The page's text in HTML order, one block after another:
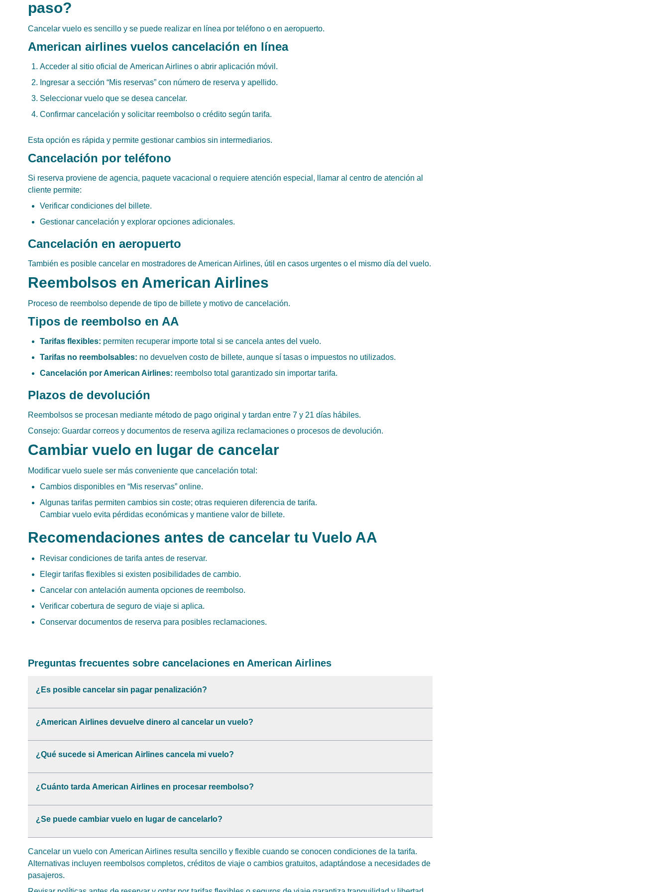
paso?
Cancelar vuelo es sencillo y se puede realizar en línea por teléfono o en aeropuerto.
American airlines vuelos cancelación en línea
Acceder al sitio oficial de American Airlines o abrir aplicación móvil.
Ingresar a sección “Mis reservas” con número de reserva y apellido.
Seleccionar vuelo que se desea cancelar.
Confirmar cancelación y solicitar reembolso o crédito según tarifa.
Esta opción es rápida y permite gestionar cambios sin intermediarios.
Cancelación por teléfono
Si reserva proviene de agencia, paquete vacacional o requiere atención especial, llamar al centro de atención al
cliente permite:
Verificar condiciones del billete.
Gestionar cancelación y explorar opciones adicionales.
Cancelación en aeropuerto
También es posible cancelar en mostradores de American Airlines, útil en casos urgentes o el mismo día del vuelo.
Reembolsos en American Airlines
Proceso de reembolso depende de tipo de billete y motivo de cancelación.
Tipos de reembolso en AA
Tarifas flexibles: permiten recuperar importe total si se cancela antes del vuelo.
Tarifas no reembolsables: no devuelven costo de billete, aunque sí tasas o impuestos no utilizados.
Cancelación por American Airlines: reembolso total garantizado sin importar tarifa.
Plazos de devolución
Reembolsos se procesan mediante método de pago original y tardan entre 7 y 21 días hábiles.
Consejo: Guardar correos y documentos de reserva agiliza reclamaciones o procesos de devolución.
Cambiar vuelo en lugar de cancelar
Modificar vuelo suele ser más conveniente que cancelación total:
Cambios disponibles en “Mis reservas” online.
Algunas tarifas permiten cambios sin coste; otras requieren diferencia de tarifa.
Cambiar vuelo evita pérdidas económicas y mantiene valor de billete.
Recomendaciones antes de cancelar tu Vuelo AA
Revisar condiciones de tarifa antes de reservar.
Elegir tarifas flexibles si existen posibilidades de cambio.
Cancelar con antelación aumenta opciones de reembolso.
Verificar cobertura de seguro de viaje si aplica.
Conservar documentos de reserva para posibles reclamaciones.
Preguntas frecuentes sobre cancelaciones en American Airlines
¿Es posible cancelar sin pagar penalización?
¿American Airlines devuelve dinero al cancelar un vuelo?
¿Qué sucede si American Airlines cancela mi vuelo?
¿Cuánto tarda American Airlines en procesar reembolso?
¿Se puede cambiar vuelo en lugar de cancelarlo?
Cancelar un vuelo con American Airlines resulta sencillo y flexible cuando se conocen condiciones de la tarifa.
Alternativas incluyen reembolsos completos, créditos de viaje o cambios gratuitos, adaptándose a necesidades de
pasajeros.